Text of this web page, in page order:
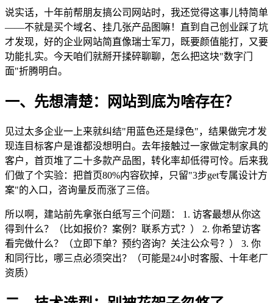
说实话，十年前帮朋友搞公司网站时，我还觉得这事儿特简单
——不就是买个域名、挂几张产品图嘛！直到自己创业踩了坑
才发现，好的企业网站简直像瑞士军刀，既要颜值能打，又要
功能扎实。今天咱们就掰开揉碎聊聊，怎么把这块"数字门
面"折腾明白。
一、先想清楚：网站到底为啥存在？
见过太多企业一上来就纠结"用蓝色还是绿色"，结果做完才发
现连目标客户是谁都没想明白。去年接触过一家做定制家具的
客户，首页堆了二十多款产品图，转化率却低得可怜。后来我
们做了个实验：把首页80%内容砍掉，只留"3步get专属设计方
案"的入口，咨询量反而涨了三倍。
所以啊，建站前先拿张白纸写三个问题： 1. 访客最想从你这
得到什么？（比如报价？案例？联系方式？） 2. 你希望访客
看完做什么？（立即下单？预约咨询？关注公众号？） 3. 你
和同行比，哪三点必须突出？（可能是24小时客服、十年老厂
资质）